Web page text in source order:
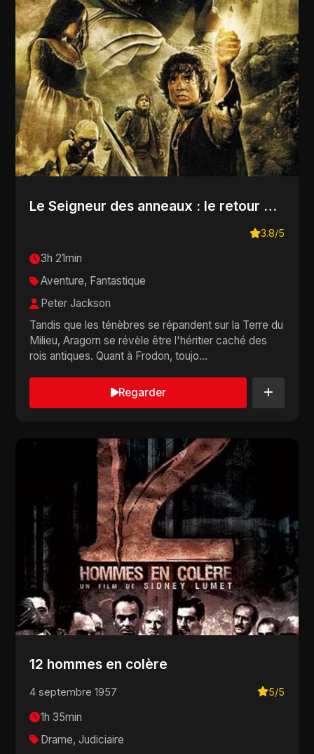
Le Seigneur des anneaux : le retour du roi
3.8/5
3h 21min
Aventure, Fantastique
Peter Jackson
Tandis que les ténèbres se répandent sur la Terre du
Milieu, Aragorn se révèle être l'héritier caché des
rois antiques. Quant à Frodon, toujo...
Regarder
12 hommes en colère
4 septembre 1957 5/5
1h 35min
Drame, Judiciaire